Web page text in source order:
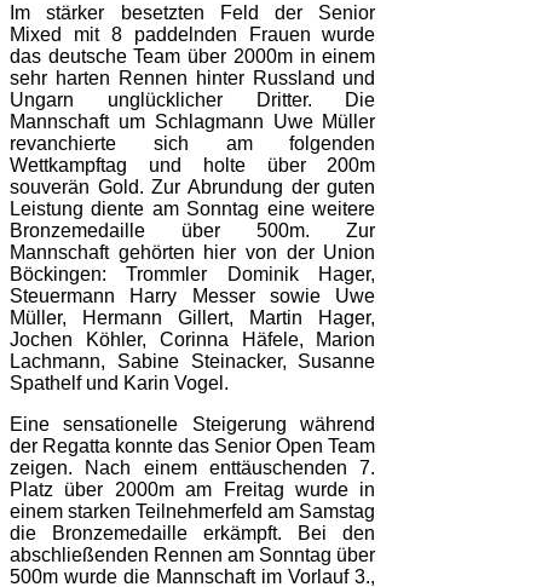
Im stärker besetzten Feld der Senior
Mixed mit 8 paddelnden Frauen wurde
das deutsche Team über 2000m in einem
sehr harten Rennen hinter Russland und
Ungarn unglücklicher Dritter. Die
Mannschaft um Schlagmann Uwe Müller
revanchierte sich am folgenden
Wettkampftag und holte über 200m
souverän Gold. Zur Abrundung der guten
Leistung diente am Sonntag eine weitere
Bronzemedaille über 500m. Zur
Mannschaft gehörten hier von der Union
Böckingen: Trommler Dominik Hager,
Steuermann Harry Messer sowie Uwe
Müller, Hermann Gillert, Martin Hager,
Jochen Köhler, Corinna Häfele, Marion
Lachmann, Sabine Steinacker, Susanne
Spathelf und Karin Vogel.
Eine sensationelle Steigerung während
der Regatta konnte das Senior Open Team
zeigen. Nach einem enttäuschenden 7.
Platz über 2000m am Freitag wurde in
einem starken Teilnehmerfeld am Samstag
die Bronzemedaille erkämpft. Bei den
abschließenden Rennen am Sonntag über
500m wurde die Mannschaft im Vorlauf 3.,